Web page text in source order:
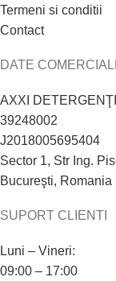
Termeni si conditii
Contact
DATE
AXXI
39248002
J2018005695404
Sector 1, Str Ing.
Bucureşti, Romania
SUPORT CLIENTI
Luni – Vineri:
09:00 – 17:00